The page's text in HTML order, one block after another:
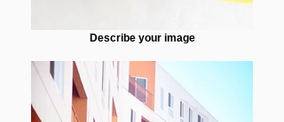
Describe your image